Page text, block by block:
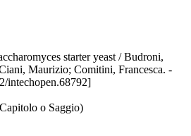
starter yeast / Budroni,
Maurizio; Comitini, Francesca. -
intechopen.68792]
o Saggio)